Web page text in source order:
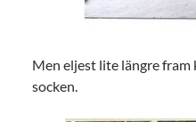
Men eljest lite längre
socken.